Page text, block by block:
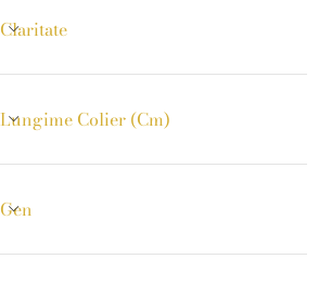
Claritate
Lungime Colier (cm)
Gen